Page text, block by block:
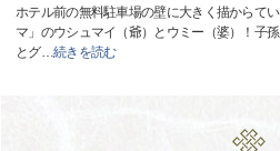
ホテル前の無料駐車場の壁に大きく描からて
マ」のウシュマイ（爺）とウミー（婆）！子
とグ…続きを読む